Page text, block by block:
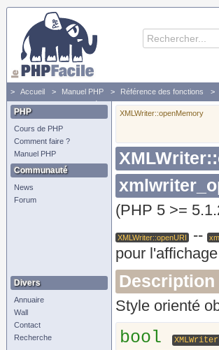
Accueil Manuel PHP Référence des fonctions
xmlwriter_open_uri - Crée un nouveau xmlwriter, en
PHP
Cours de PHP
Comment faire ?
Manuel PHP
Communauté
News
Forum
Divers
Annuaire
Wall
Contact
Recherche
XMLWriter::openMemory
(PHP 5 >=
XMLWriter::openURI --
pour l'affichage
Description
Style orienté
bool